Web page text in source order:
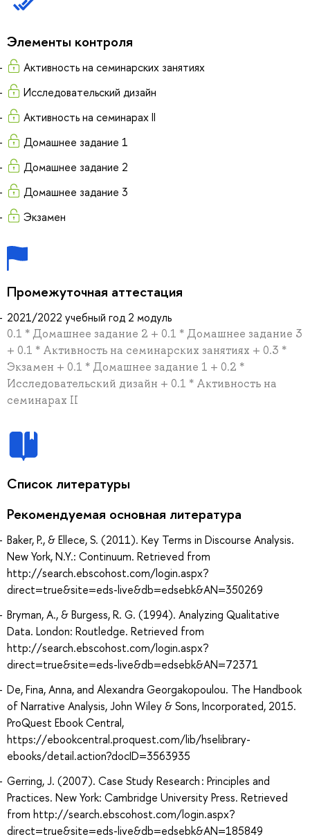
Элементы контроля
Активность на семинарских занятиях
Исследовательский дизайн
Активность на семинарах II
Домашнее задание 1
Домашнее задание 2
Домашнее задание 3
Экзамен
Промежуточная аттестация
2021/2022 учебный год 2 модуль
0.1 * Домашнее задание 2 + 0.1 * Домашнее задание 3
+ 0.1 * Активность на семинарских занятиях + 0.3 *
Экзамен + 0.1 * Домашнее задание 1 + 0.2 *
Исследовательский дизайн + 0.1 * Активность на
семинарах II
Список литературы
Рекомендуемая основная литература
Baker, P., & Ellece, S. (2011). Key Terms in Discourse Analysis.
New York, N.Y.: Continuum. Retrieved from
http://search.ebscohost.com/login.aspx?
direct=true&site=eds-live&db=edsebk&AN=350269
Bryman, A., & Burgess, R. G. (1994). Analyzing Qualitative
Data. London: Routledge. Retrieved from
http://search.ebscohost.com/login.aspx?
direct=true&site=eds-live&db=edsebk&AN=72371
De, Fina, Anna, and Alexandra Georgakopoulou. The Handbook
of Narrative Analysis, John Wiley & Sons, Incorporated, 2015.
ProQuest Ebook Central,
https://ebookcentral.proquest.com/lib/hselibrary-
ebooks/detail.action?docID=3563935
Gerring, J. (2007). Case Study Research : Principles and
Practices. New York: Cambridge University Press. Retrieved
from http://search.ebscohost.com/login.aspx?
direct=true&site=eds-live&db=edsebk&AN=185849